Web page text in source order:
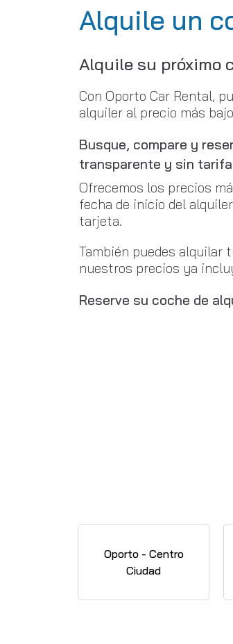
Alquile un
Alquile su próximo
Con Oporto Car Rental,
alquiler al precio más
Busque, compare y
transparente y sin
Ofrecemos los precios
fecha de inicio del
tarjeta.
También puedes alquilar
nuestros precios ya
Reserve su coche de
Oporto - Centro
Ciudad